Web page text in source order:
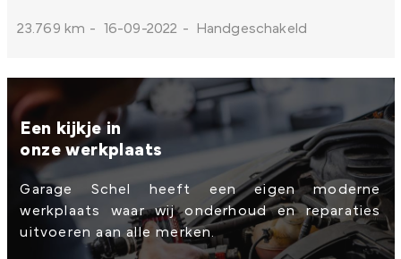
23.769 km - 16-09-2022 - Handgeschakeld
Een kijkje in
onze werkplaats
Garage Schel heeft een eigen moderne
werkplaats waar wij onderhoud en reparaties
uitvoeren aan alle merken.